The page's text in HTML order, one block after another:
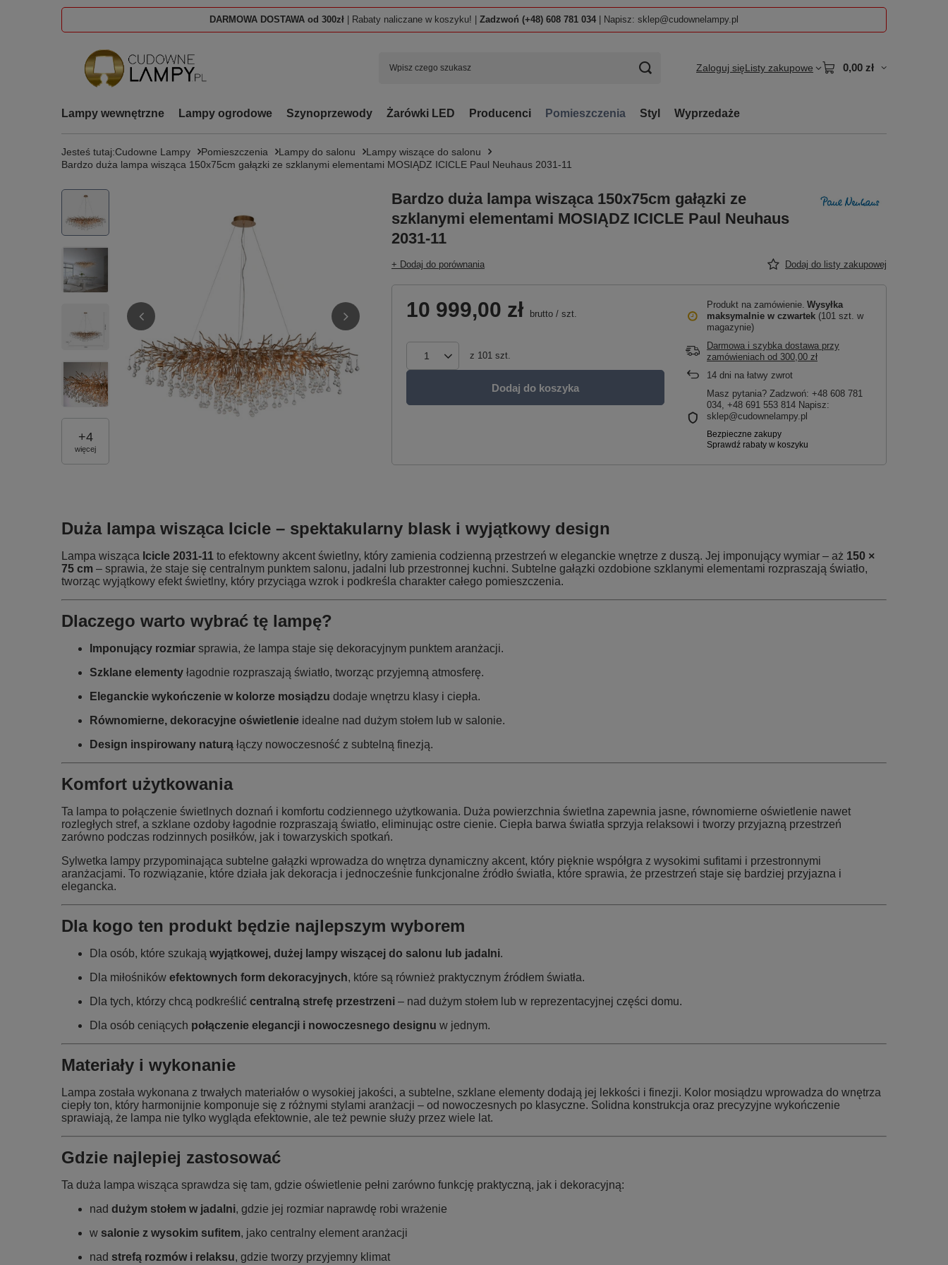
DARMOWA DOSTAWA od 300zł | Rabaty naliczane w koszyku! | Zadzwoń (+48) 608 781 034 | Napisz: sklep@cudownelampy.pl
Zaloguj sięListy zakupowe 0,00 zł
Lampy wewnętrzne Lampy ogrodowe Szynoprzewody Żarówki LED Producenci Pomieszczenia Styl Wyprzedaże
Jesteś tutaj:Cudowne Lampy Pomieszczenia Lampy do salonu
Lampy wiszące do salonu
Bardzo duża lampa wisząca 150x75cm gałązki ze szklanymi elementami MOSIĄDZ ICICLE Paul Neuhaus 2031-11
+4
więcej
Bardzo duża lampa wisząca 150x75cm gałązki ze
szklanymi elementami MOSIĄDZ ICICLE Paul Neuhaus
2031-11
+ Dodaj do porównania Dodaj do listy zakupowej
10 999,00 zł brutto / szt.
z 101 szt.
Dodaj do koszyka
Produkt na zamówienie Wysyłka
maksymalnie w czwartek (101 szt. w
magazynie)
Darmowa i szybka dostawa przy
zamówieniach od 300,00 zł
14 dni na łatwy zwrot
Masz pytania? Zadzwoń: +48 608 781
034, +48 691 553 814 Napisz:
sklep@cudownelampy.pl
Duża lampa wisząca Icicle – spektakularny blask i wyjątkowy design
Lampa wisząca Icicle 2031‑11 to efektowny akcent świetlny, który zamienia codzienną przestrzeń w eleganckie wnętrze z duszą. Jej imponujący wymiar – aż 150 ×
75 cm – sprawia, że staje się centralnym punktem salonu, jadalni lub przestronnej kuchni. Subtelne gałązki ozdobione szklanymi elementami rozpraszają światło,
tworząc wyjątkowy efekt świetlny, który przyciąga wzrok i podkreśla charakter całego pomieszczenia.
Dlaczego warto wybrać tę lampę?
Imponujący rozmiar sprawia, że lampa staje się dekoracyjnym punktem aranżacji.
Szklane elementy łagodnie rozpraszają światło, tworząc przyjemną atmosferę.
Eleganckie wykończenie w kolorze mosiądzu dodaje wnętrzu klasy i ciepła.
Równomierne, dekoracyjne oświetlenie idealne nad dużym stołem lub w salonie.
Design inspirowany naturą łączy nowoczesność z subtelną finezją.
Komfort użytkowania
Ta lampa to połączenie świetlnych doznań i komfortu codziennego użytkowania. Duża powierzchnia świetlna zapewnia jasne, równomierne oświetlenie nawet
rozległych stref, a szklane ozdoby łagodnie rozpraszają światło, eliminując ostre cienie. Ciepła barwa światła sprzyja relaksowi i tworzy przyjazną przestrzeń
zarówno podczas rodzinnych posiłków, jak i towarzyskich spotkań.
Sylwetka lampy przypominająca subtelne gałązki wprowadza do wnętrza dynamiczny akcent, który pięknie współgra z wysokimi sufitami i przestronnymi
aranżacjami. To rozwiązanie, które działa jak dekoracja i jednocześnie funkcjonalne źródło światła, które sprawia, że przestrzeń staje się bardziej przyjazna i
elegancka.
Dla kogo ten produkt będzie najlepszym wyborem
Dla osób, które szukają wyjątkowej, dużej lampy wiszącej do salonu lub jadalni.
Dla miłośników efektownych form dekoracyjnych, które są również praktycznym źródłem światła.
Dla tych, którzy chcą podkreślić centralną strefę przestrzeni – nad dużym stołem lub w reprezentacyjnej części domu.
Dla osób ceniących połączenie elegancji i nowoczesnego designu w jednym.
Materiały i wykonanie
Lampa została wykonana z trwałych materiałów o wysokiej jakości, a subtelne, szklane elementy dodają jej lekkości i finezji. Kolor mosiądzu wprowadza do wnętrza
ciepły ton, który harmonijnie komponuje się z różnymi stylami aranżacji – od nowoczesnych po klasyczne. Solidna konstrukcja oraz precyzyjne wykończenie
sprawiają, że lampa nie tylko wygląda efektownie, ale też pewnie służy przez wiele lat.
Gdzie najlepiej zastosować
Ta duża lampa wisząca sprawdza się tam, gdzie oświetlenie pełni zarówno funkcję praktyczną, jak i dekoracyjną:
nad dużym stołem w jadalni, gdzie jej rozmiar naprawdę robi wrażenie
w salonie z wysokim sufitem, jako centralny element aranżacji
nad strefą rozmów i relaksu, gdzie tworzy przyjemny klimat